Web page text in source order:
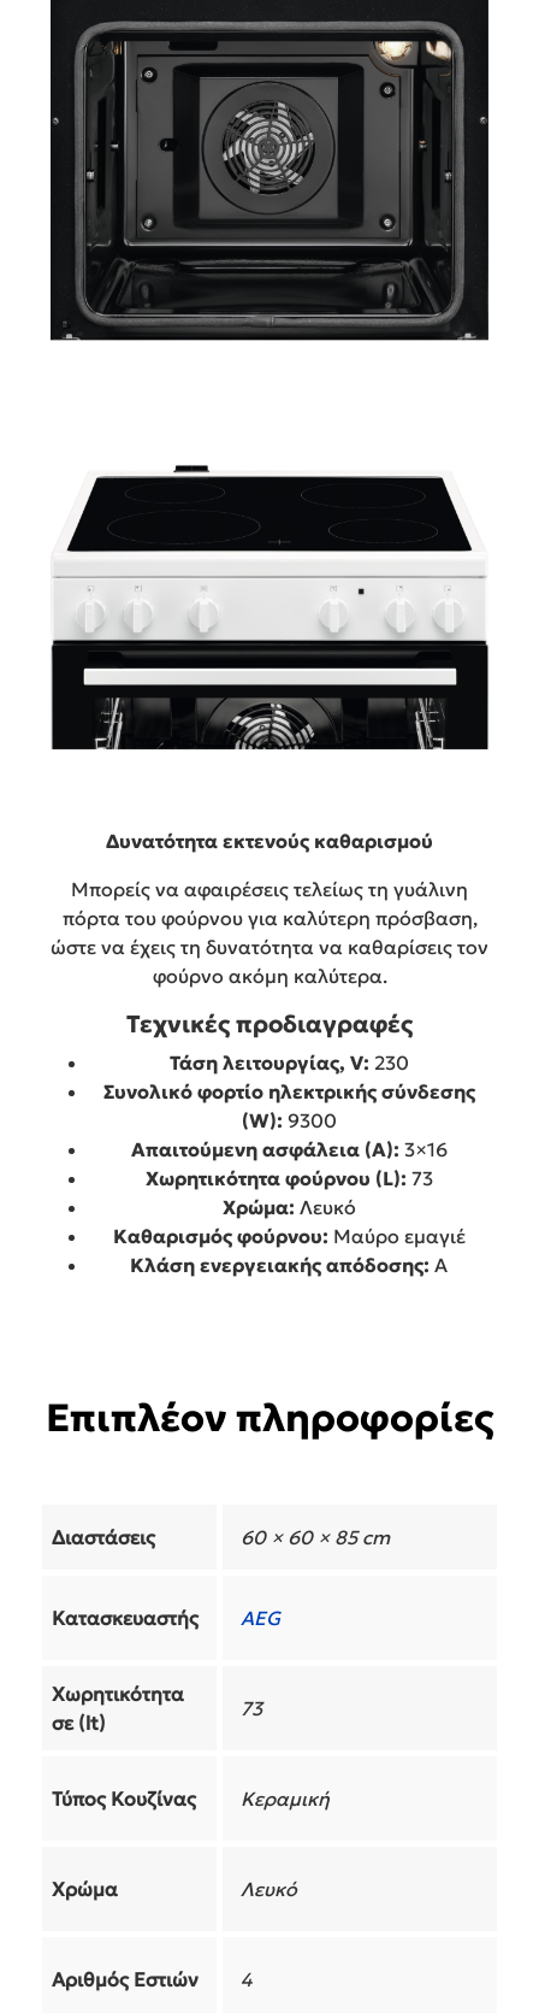
Δυνατότητα εκτενούς καθαρισμού
Μπορείς να αφαιρέσεις τελείως τη γυάλινη
πόρτα του φούρνου για καλύτερη πρόσβαση,
ώστε να έχεις τη δυνατότητα να καθαρίσεις τον
φούρνο ακόμη καλύτερα.
Τεχνικές προδιαγραφές
Τάση λειτουργίας, V: 230
Συνολικό φορτίο ηλεκτρικής σύνδεσης
(W): 9300
Απαιτούμενη ασφάλεια (A): 3×16
Χωρητικότητα φούρνου (L): 73
Χρώμα: Λευκό
Καθαρισμός φούρνου: Μαύρο εμαγιέ
Κλάση ενεργειακής απόδοσης: A
Επιπλέον πληροφορίες
Διαστάσεις 60 × 60 × 85 cm
Κατασκευαστής AEG
Χωρητικότητα
σε (lt)
73
Τύπος Κουζίνας Κεραμική
Χρώμα Λευκό
Αριθμός Εστιών 4